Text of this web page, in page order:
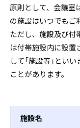
原則として、会議室
の施設はいつでもご
ただし、施設及び付
は付帯施設内に設置
して「施設等」とい
ことがあります。
施設名